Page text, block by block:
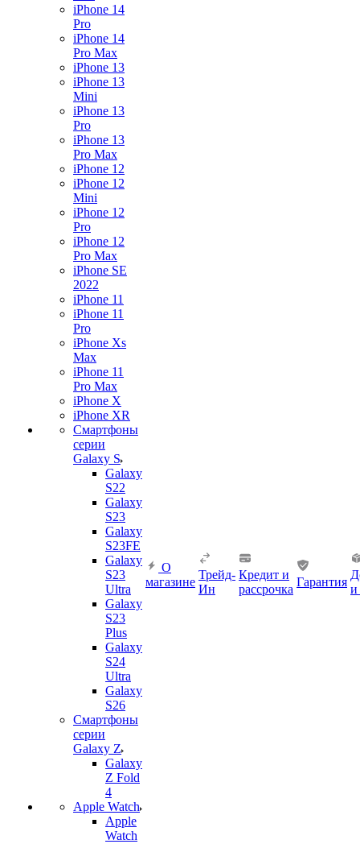
iPhone 14
Pro
iPhone 14
Pro Max
iPhone 13
iPhone 13
Mini
iPhone 13
Pro
iPhone 13
Pro Max
iPhone 12
iPhone 12
Mini
iPhone 12
Pro
iPhone 12
Pro Max
iPhone SE
2022
iPhone 11
iPhone 11
Pro
iPhone Xs
Max
iPhone 11
Pro Max
iPhone X
iPhone XR
Смартфоны
серии
Galaxy S
Galaxy
S22
Galaxy
S23
Galaxy
S23FE
Galaxy
S23
Ultra
Galaxy
S23
Plus
Galaxy
S24
Ultra
Galaxy
S26
Смартфоны
серии
Galaxy Z
Galaxy
Z Fold
4
Apple Watch
Apple
Watch
О
магазине
Трейд-
Ин
Кредит и
рассрочка
Гарантия
и